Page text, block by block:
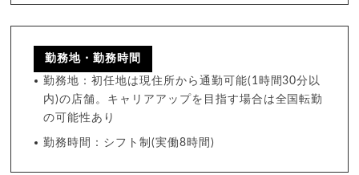
勤務地・勤務時間
勤務地：初任地は現住所から通勤可能(1時間30分以
内)の店舗。キャリアアップを目指す場合は全国転勤
の可能性あり
勤務時間：シフト制(実働8時間)